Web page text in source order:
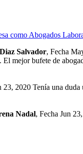
como Abogados
Salvador, Fecha
mejor bufete de
23, 2020 Tenía una duda
Nadal, Fecha Jun